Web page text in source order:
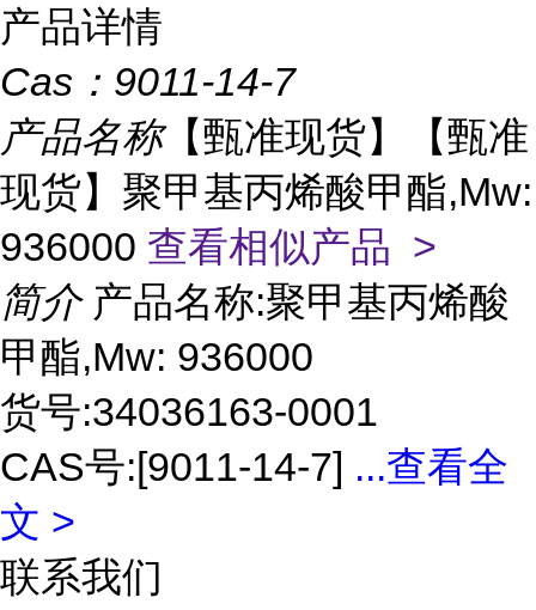
产品详情
Cas： 9011-14-7
产品名称【甄准现货】【甄准
现货】聚甲基丙烯酸甲酯,Mw:
936000 查看相似产品 >
简介 产品名称:聚甲基丙烯酸
甲酯,Mw: 936000
货号:34036163-0001
CAS号:[9011-14-7] ...查看全
文 >
联系我们